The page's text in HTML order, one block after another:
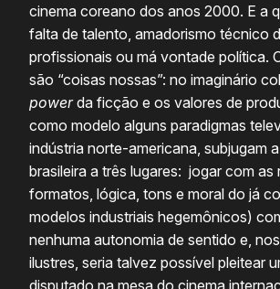
cinema coreano dos anos 2000. E a
falta de talento, amadorismo técnico
profissionais ou má vontade política.
são “coisas nossas”: no imaginário
powerda ficção e os valores de
como modelo alguns paradigmas
indústria norte-americana, subjugam
brasileira a três lugares: jogar com as
formatos, lógica, tons e moral do já
modelos industriais hegemônicos)
nenhuma autonomia de sentido e,
ilustres, seria talvez possível pleitear
disputado na mesa do cinema